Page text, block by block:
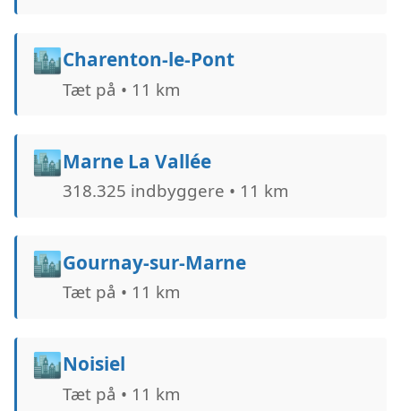
🏙️Charenton-le-Pont
Tæt på • 11 km
🏙️Marne La Vallée
318.325 indbyggere • 11 km
🏙️Gournay-sur-Marne
Tæt på • 11 km
🏙️Noisiel
Tæt på • 11 km